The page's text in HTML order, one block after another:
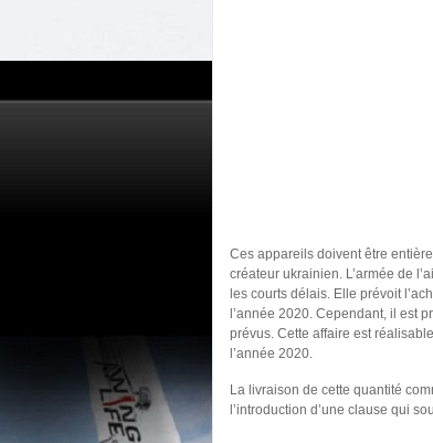
Ces appareils doivent être
créateur ukrainien. L’armée de
les courts délais. Elle prévoit
l’année 2020. Cependant, il est
prévus. Cette affaire est
l’année 2020.
La livraison de cette quantité
l’introduction d’une clause qui